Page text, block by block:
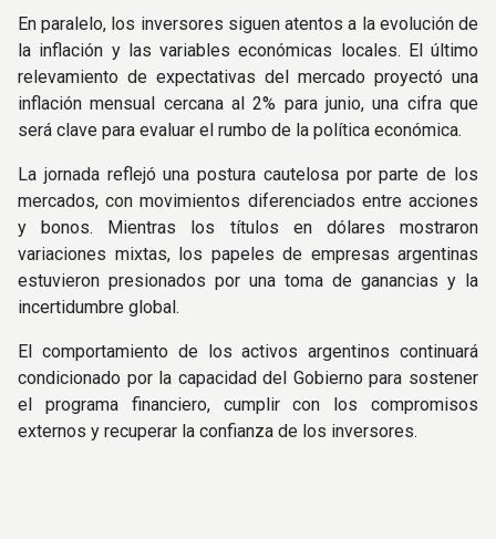
En paralelo, los inversores siguen atentos a la evolución de
la inflación y las variables económicas locales. El último
relevamiento de expectativas del mercado proyectó una
inflación mensual cercana al 2% para junio, una cifra que
será clave para evaluar el rumbo de la política económica.
La jornada reflejó una postura cautelosa por parte de los
mercados, con movimientos diferenciados entre acciones
y bonos. Mientras los títulos en dólares mostraron
variaciones mixtas, los papeles de empresas argentinas
estuvieron presionados por una toma de ganancias y la
incertidumbre global.
El comportamiento de los activos argentinos continuará
condicionado por la capacidad del Gobierno para sostener
el programa financiero, cumplir con los compromisos
externos y recuperar la confianza de los inversores.